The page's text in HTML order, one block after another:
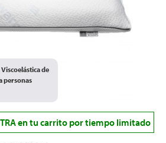
de
personas
en tu carrito por tiempo limitado